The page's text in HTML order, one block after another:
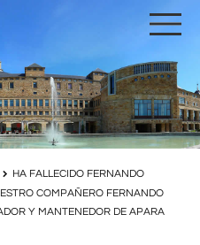
HA FALLECIDO FERNANDO
COMPAÑERO FERNANDO
Y MANTENEDOR DE APARA